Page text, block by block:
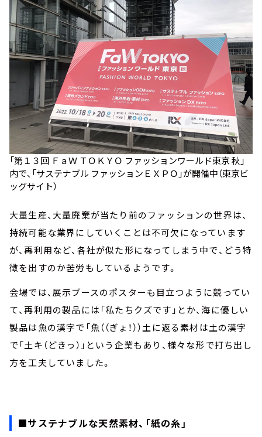
「第１３回 ＦａＷ ＴＯＫＹＯ ファッションワールド東京 秋」
内で、「サステナブル ファッションＥＸＰＯ」が開催中（東京ビ
ッグサイト）
大量生産、大量廃棄が当たり前のファッションの世界は、
持続可能な業界にしていくことは不可欠になっています
が、再利用など、各社が似た形になってしまう中で、どう特
徴を出すのか苦労もしているようです。
会場では、展示ブースのポスターも目立つように競ってい
て、再利用の製品には「私たちクズです」とか、海に優しい
製品は魚の漢字で「魚（（ぎょ！））土に返る素材は土の漢字
で「土キ（どきっ）」という企業もあり、様々な形で打ち出し
方を工夫していました。
■サステナブルな天然素材、「紙の糸」